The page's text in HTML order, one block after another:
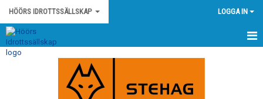
HÖÖRS IDROTTSSÄLLSKAP LOGGA IN
HEM